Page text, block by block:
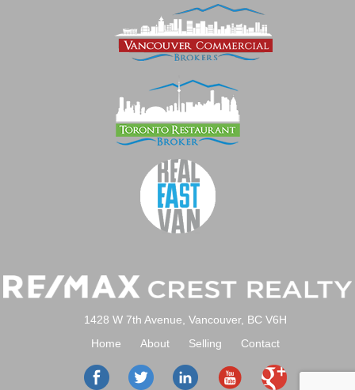
1428 W 7th Avenue, Vancouver, BC V6H
Home
About Selling Contact